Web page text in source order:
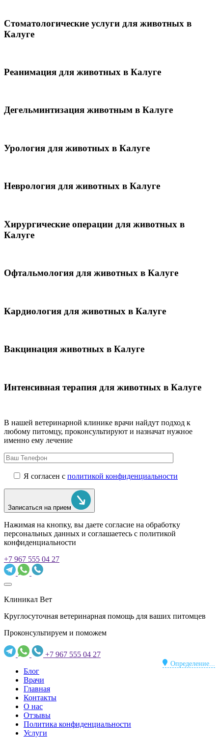
Стоматологические услуги для животных в
Калуге
Реанимация для животных в Калуге
Дегельминтизация животным в Калуге
Урология для животных в Калуге
Неврология для животных в Калуге
Хирургические операции для животных в
Калуге
Офтальмология для животных в Калуге
Кардиология для животных в Калуге
Вакцинация животных в Калуге
Интенсивная терапия для животных в Калуге
В нашей ветеринарной клинике врачи найдут подход к
любому питомцу, проконсультируют и назначат нужное
именно ему лечение
Я согласен с политикой конфиденциальности
Записаться на прием
Нажимая на кнопку, вы даете согласие на обработку
персональных данных и соглашаетесь c политикой
конфиденциальности
+7 967 555 04 27
Клиникал Вет
Круглосуточная ветеринарная помощь для ваших питомцев
Проконсультируем и поможем
+7 967 555 04 27
Определение...
Блог
Врачи
Главная
Контакты
О нас
Отзывы
Политика конфиденциальности
Услуги